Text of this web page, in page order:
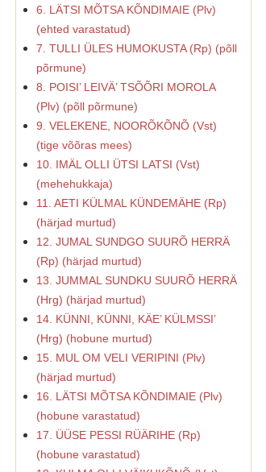
6. LÄTSI MÕTSA KÕNDIMAIE (Plv)
(ehted varastatud)
7. TULLI ÜLES HUMOKUSTA (Rp) (põll
põrmune)
8. POISI’ LEIVÄ’ TSÕÕRI MOROLA
(Plv) (põll põrmune)
9. VELEKENE, NOORÕKÕNÕ (Vst)
(tige võõras mees)
10. IMÄL OLLI ÜTSI LATSI (Vst)
(mehehukkaja)
11. AETI KÜLMAL KÜNDEMÄHE (Rp)
(härjad murtud)
12. JUMAL SUNDGO SUURÕ HERRÄ
(Rp) (härjad murtud)
13. JUMMAL SUNDKU SUURÕ HERRÄ
(Hrg) (härjad murtud)
14. KÜNNI, KÜNNI, KÄE’ KÜLMSSI’
(Hrg) (hobune murtud)
15. MUL OM VELI VERIPINI (Plv)
(härjad murtud)
16. LÄTSI MÕTSA KÕNDIMAIE (Plv)
(hobune varastatud)
17. ÜÜSE PESSI RÜÄRIHE (Rp)
(hobune varastatud)